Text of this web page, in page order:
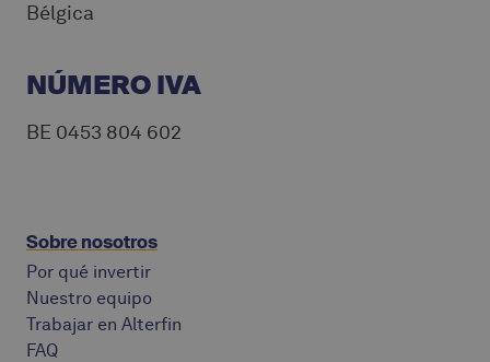
Bélgica
NÚMERO IVA
BE 0453 804 602
Sobre nosotros
Por qué invertir
Nuestro equipo
Trabajar en Alterfin
FAQ